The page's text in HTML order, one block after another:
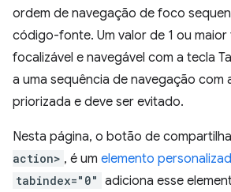
ordem de navegação de foco
código-fonte. Um valor de 1 ou
focalizável e navegável com a tecla
a uma sequência de navegação com
priorizada e deve ser evitado.
Nesta página, o botão de
action> , é um elemento
tabindex="0" adiciona esse